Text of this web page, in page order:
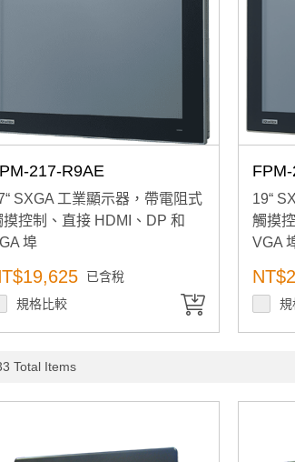
217-R9AE
SXGA 工業顯示器，帶電阻式
摸控制、直接 HDMI、DP 和
埠
已含稅
規格比較
19“
觸摸
VGA
規
Total Items